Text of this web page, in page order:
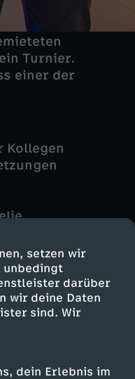
setzen wir
unbedingt
darüber
wir deine Daten
sind. Wir
dein Erlebnis im
Turnier.
einer der
Kollegen
im
der
ermittelt
in